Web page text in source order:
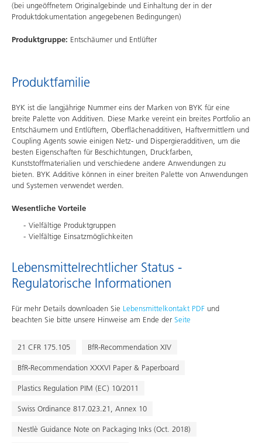
(bei ungeöffnetem Originalgebinde und Einhaltung der in der
Produktdokumentation angegebenen Bedingungen)
Produktgruppe: Entschäumer und Entlüfter
Produktfamilie
BYK ist die langjährige Nummer eins der Marken von BYK für eine
breite Palette von Additiven. Diese Marke vereint ein breites Portfolio an
Entschäumern und Entlüftern, Oberflächenadditiven, Haftvermittlern und
Coupling Agents sowie einigen Netz- und Dispergieradditiven, um die
besten Eigenschaften für Beschichtungen, Druckfarben,
Kunststoffmaterialien und verschiedene andere Anwendungen zu
bieten. BYK Additive können in einer breiten Palette von Anwendungen
und Systemen verwendet werden.
Wesentliche Vorteile
Vielfältige Produktgruppen
Vielfältige Einsatzmöglichkeiten
Lebensmittelrechtlicher Status -
Regulatorische Informationen
Für mehr Details downloaden Sie Lebensmittelkontakt PDF und
beachten Sie bitte unsere Hinweise am Ende der Seite
21 CFR 175.105 BfR-Recommendation XIV
BfR-Recommendation XXXVI Paper & Paperboard
Plastics Regulation PIM (EC) 10/2011
Swiss Ordinance 817.023.21, Annex 10
Nestlè Guidance Note on Packaging Inks (Oct. 2018)